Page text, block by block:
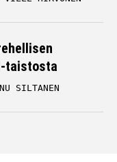
taistosta
SILTANEN